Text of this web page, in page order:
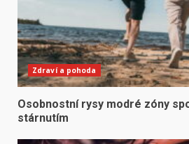
Zdraví a pohoda
Osobnostní rysy modré zóny
stárnutím